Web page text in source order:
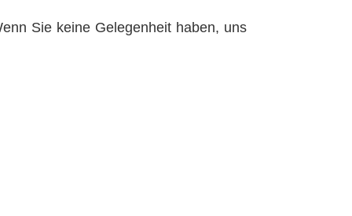
Sie keine Gelegenheit haben, uns